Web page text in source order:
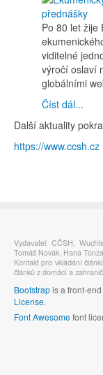
Po 80 let žije
viditelné
výročí oslaví
globálními
Číst dál...
Další aktuality
https://www.ccsh.cz
Vydavatel: CČSH,
Tomáš Novák, Hana
Kontakt pro vkládání
článků z domácí a
Bootstrapis a front-
License.
Font Awesomefont